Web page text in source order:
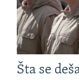
Šta se